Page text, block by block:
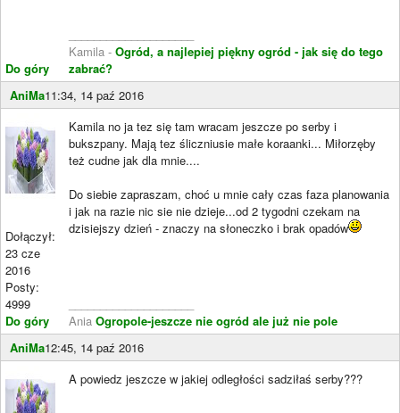
Do góry
Kamila - Ogród, a najlepiej piękny ogród - jak się do tego
zabrać?
AniMa11:34, 14 paź 2016
Dołączył:
23 cze
2016
Posty:
4999
Do góry
Kamila no ja tez się tam wracam jeszcze po serby i
bukszpany. Mają tez śliczniusie małe koraanki... Miłorzęby
też cudne jak dla mnie....
Do siebie zapraszam, choć u mnie cały czas faza planowania
i jak na razie nic sie nie dzieje...od 2 tygodni czekam na
dzisiejszy dzień - znaczy na słoneczko i brak opadów
Ania Ogropole-jeszcze nie ogród ale już nie pole
AniMa12:45, 14 paź 2016
A powiedz jeszcze w jakiej odległości sadziłaś serby???